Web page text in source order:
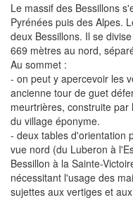
Le massif des Bessillons
Pyrénées puis des Alpes.
deux Bessillons. Il se
669 mètres au nord,
Au sommet :
- on peut y apercevoir les
ancienne tour de guet
meurtrières, construite
du village éponyme.
- deux tables d'orientation
vue nord (du Luberon à
Bessillon à la Sainte-
nécessitant l'usage des
sujettes aux vertiges et